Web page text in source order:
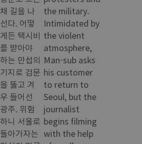
채 길을 나
선다. 어떻
게든 택시비
를 받아야
하는 만섭의
기지로 검문
을 뚫고 겨
우 들어선
광주. 위험
하니 서울로
돌아가자는
the military.
Intimidated by
the violent
atmosphere,
Man-sub asks
his customer
to return to
Seoul, but the
journalist
begins filming
with the help